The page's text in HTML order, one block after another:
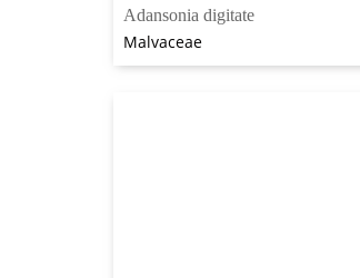
Adansonia digitate
Malvaceae